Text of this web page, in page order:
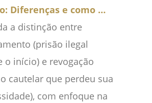
Diferenças e como …
a distinção entre
(prisão ilegal
o início) e revogação
cautelar que perdeu sua
com enfoque na